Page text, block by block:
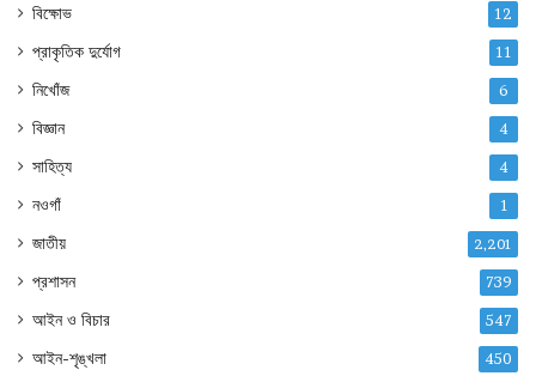
বিক্ষোভ 12
প্রাকৃতিক দুর্যোগ 11
নিখোঁজ 6
বিজ্ঞান 4
সাহিত্য 4
নওগাঁ 1
জাতীয় 2,201
প্রশাসন 739
আইন ও বিচার 547
আইন-শৃঙ্খলা 450